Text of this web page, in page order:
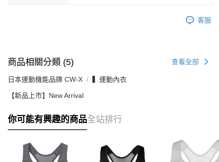
客服
商品相關分類 (5) 查看全部
日本運動機能品牌 CW-X ▍運動內衣
【新品上市】New Arrival
你可能有興趣的商品全站排行